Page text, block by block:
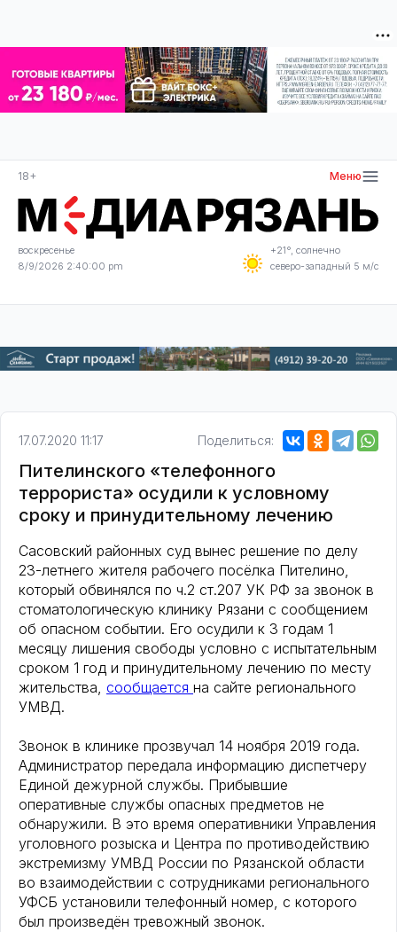
18+ Меню
воскресенье
8/9/2026 2:40:01 pm
+21°, солнечно
северо-западный 5 м/с
17.07.2020 11:17 Поделиться:
Пителинского «телефонного
террориста» осудили к условному
сроку и принудительному лечению
Сасовский районных суд вынес решение по делу
23-летнего жителя рабочего посёлка Пителино,
который обвинялся по ч.2 ст.207 УК РФ за звонок в
стоматологическую клинику Рязани с сообщением
об опасном событии. Его осудили к 3 годам 1
месяцу лишения свободы условно с испытательным
сроком 1 год и принудительному лечению по месту
жительства, сообщается на сайте регионального
УМВД.
Звонок в клинике прозвучал 14 ноября 2019 года.
Администратор передала информацию диспетчеру
Единой дежурной службы. Прибывшие
оперативные службы опасных предметов не
обнаружили. В это время оперативники Управления
уголовного розыска и Центра по противодействию
экстремизму УМВД России по Рязанской области
во взаимодействии с сотрудниками регионального
УФСБ установили телефонный номер, с которого
был произведён тревожный звонок.